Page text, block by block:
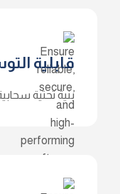
قابلية
بنية تحتية